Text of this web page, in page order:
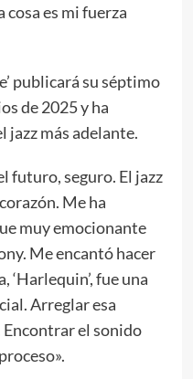
cosa es mi fuerza
publicará su séptimo
de 2025 y ha
jazz más adelante.
futuro, seguro. El jazz
Me ha
muy emocionante
Me encantó hacer
‘Harlequin’, fue una
Arreglar esa
Encontrar el sonido